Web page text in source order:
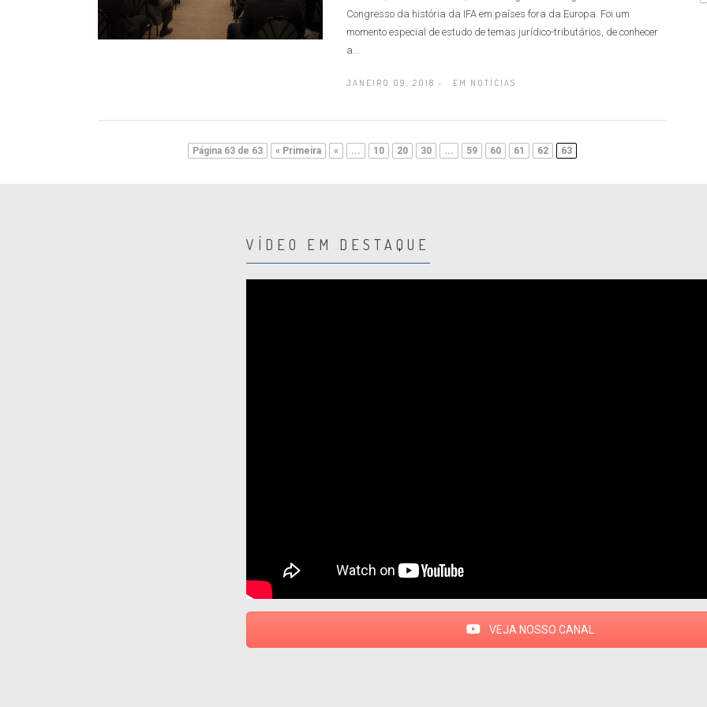
Congresso da história da IFA em países fora da Europa. Foi um
momento especial de estudo de temas jurídico-tributários, de conhecer
a...
JANEIRO 09, 2018 - EM NOTÍCIAS
Página 63 de 63 « Primeira « ... 10 20 30 ... 59 60 61 62 63
VÍDEO EM DESTAQUE
VEJA NOSSO CANAL